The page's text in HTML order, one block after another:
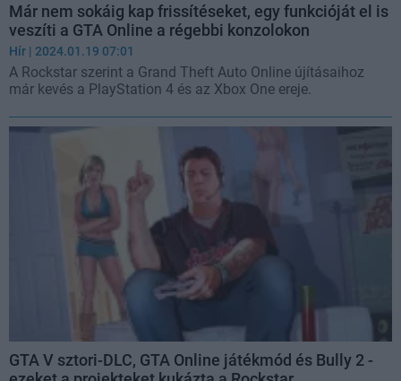
Már nem sokáig kap frissítéseket, egy funkcióját el is
veszíti a GTA Online a régebbi konzolokon
Hír | 2024.01.19 07:01
A Rockstar szerint a Grand Theft Auto Online újításaihoz
már kevés a PlayStation 4 és az Xbox One ereje.
GTA V sztori-DLC, GTA Online játékmód és Bully 2 -